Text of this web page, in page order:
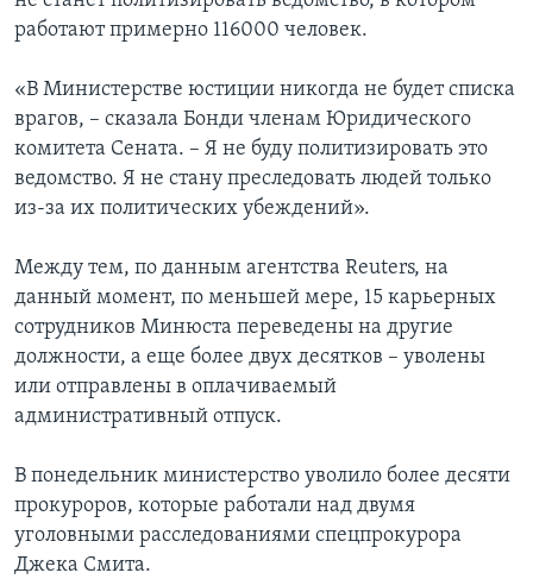
работают примерно 116000 человек.
«В Министерстве юстиции никогда не будет списка
врагов, – сказала Бонди членам Юридического
комитета Сената. – Я не буду политизировать это
ведомство. Я не стану преследовать людей только
из-за их политических убеждений».
Между тем, по данным агентства Reuters, на
данный момент, по меньшей мере, 15 карьерных
сотрудников Минюста переведены на другие
должности, а еще более двух десятков – уволены
или отправлены в оплачиваемый
административный отпуск.
В понедельник министерство уволило более десяти
прокуроров, которые работали над двумя
уголовными расследованиями спецпрокурора
Джека Смита.